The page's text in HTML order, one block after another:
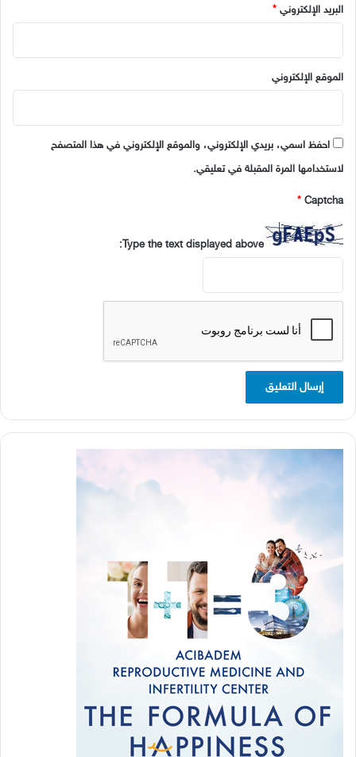
البريد الإلكتروني *
الموقع الإلكتروني
احفظ اسمي، بريدي الإلكتروني، والموقع الإلكتروني في هذا المتصفح
لاستخدامها المرة المقبلة في تعليقي.
Captcha
*
Type the text displayed above: